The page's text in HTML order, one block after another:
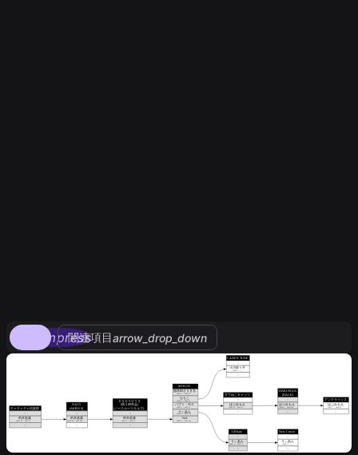
compress
関連項目arrow_drop_down